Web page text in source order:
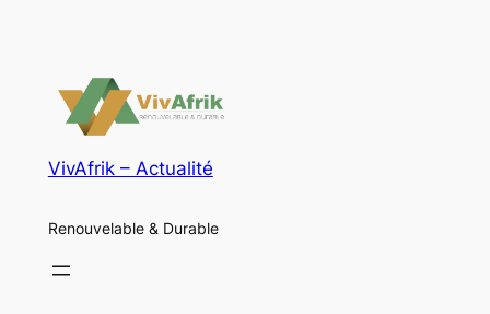
VivAfrik – Actualité
Renouvelable & Durable